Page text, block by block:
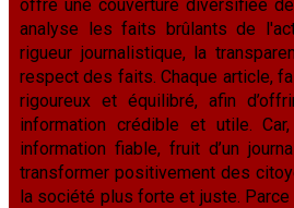
offre une couverture diversifiée
analyse les faits brûlants de
rigueur journalistique, la
respect des faits. Chaque article,
rigoureux et équilibré, afin
information crédible et utile.
information fiable, fruit d’un
transformer positivement des
la société plus forte et juste. Parce